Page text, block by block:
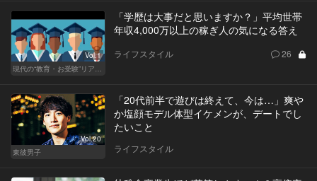
Vol.1
現代の“教育・お受験”リアルドキュメント
「学歴は大事だと思いますか？」平均世帯
年収4,000万以上の稼ぎ人の気になる答え
ライフスタイル 26
Vol.20
東彼男子
「20代前半で遊びは終えて、今は…」爽や
か塩顔モデル体型イケメンが、デートでし
たいこと
ライフスタイル